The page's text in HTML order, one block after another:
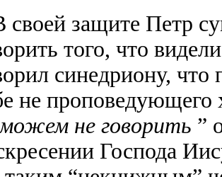
своей защите Петр
того, что
синедриону,
не
не говорить ”
Господа